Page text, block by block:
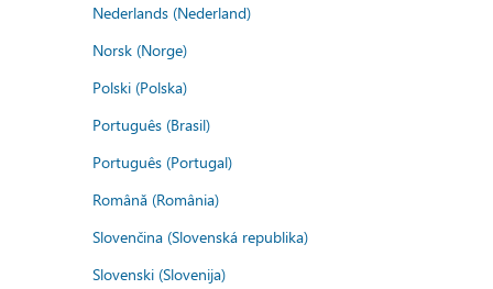
Nederlands (Nederland)
Norsk (Norge)
Polski (Polska)
Português (Brasil)
Português (Portugal)
Română (România)
Slovenčina (Slovenská republika)
Slovenski (Slovenija)